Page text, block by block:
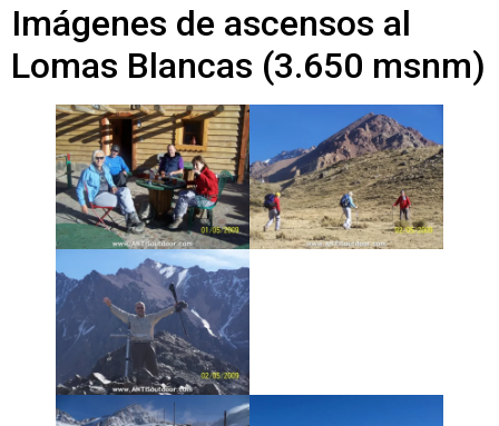
Imágenes de ascensos al
Lomas Blancas (3.650 msnm)